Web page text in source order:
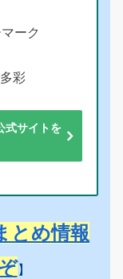
ーク
彩
式サイトを
とめ情報
】